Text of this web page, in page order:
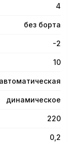
4
без борта
-2
10
автоматическая
динамическое
220
0,2